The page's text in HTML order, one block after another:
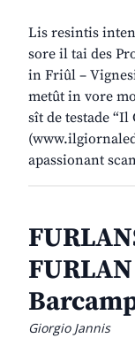
Lis resintis
sore il tai des
in Friûl –
metût in vore
sît de testade
apassionant
Giorgio Jannis